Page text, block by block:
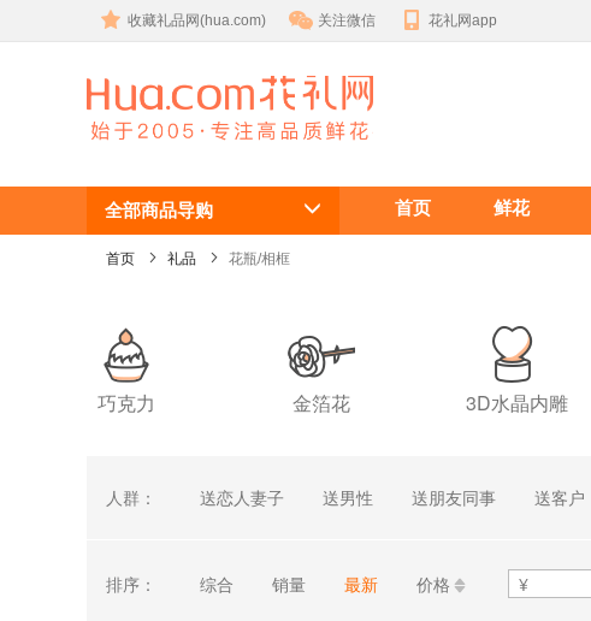
收藏礼品网(hua.com) 关注微信 花礼网app
水晶玻璃花
瓶/相框
全部商品导购 首页 鲜花
首页 礼品 花瓶/相框
巧克力 金箔花 3D水晶内雕
人群： 送恋人妻子 送男性 送朋友同事 送客户
排序： 综合 销量 最新 价格